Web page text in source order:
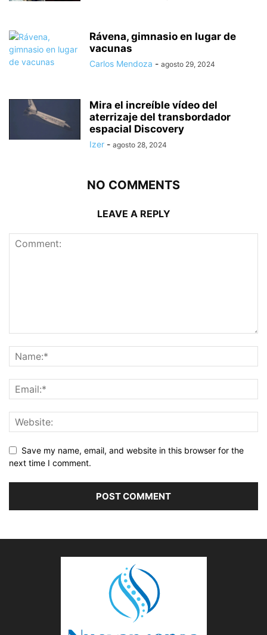
Rávena, gimnasio en lugar de
vacunas
Carlos Mendoza - agosto 29, 2024
Mira el increíble vídeo del
aterrizaje del transbordador
espacial Discovery
Izer - agosto 28, 2024
NO COMMENTS
LEAVE A REPLY
Save my name, email, and website in this browser for the
next time I comment.